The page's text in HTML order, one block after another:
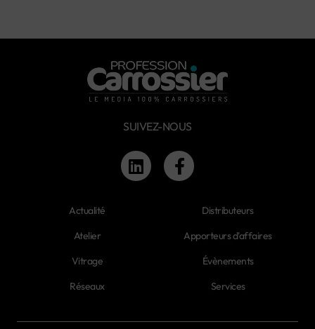
SUIVEZ-NOUS
Actualité
Atelier
Vitrage
Réseaux
Distributeurs
Apporteurs d'affaires
Évènements
Services